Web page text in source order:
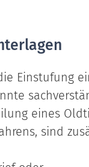
Einstufung
eines
sind